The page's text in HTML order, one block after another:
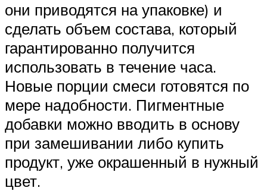
они приводятся на упаковке) и
сделать объем состава, который
гарантированно получится
использовать в течение часа.
Новые порции смеси готовятся по
мере надобности. Пигментные
добавки можно вводить в основу
при замешивании либо купить
продукт, уже окрашенный в нужный
цвет.